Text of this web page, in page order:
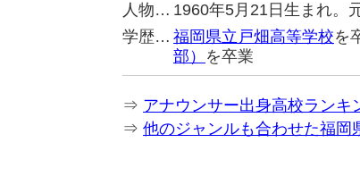
人物… 1960年5月21日生まれ。
学歴… 福岡県立戸畑高等学校を
部） を卒業
⇒ アナウンサー出身高校ランキ
⇒ 他のジャンルも合わせた福岡